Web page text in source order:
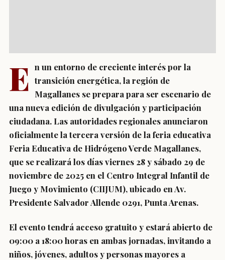
E n un entorno de creciente interés por la
transición energética, la región de
Magallanes se prepara para ser escenario de
una nueva edición de divulgación y participación
ciudadana. Las autoridades regionales anunciaron
oficialmente la tercera versión de la feria educativa
Feria Educativa de Hidrógeno Verde Magallanes,
que se realizará los días viernes 28 y sábado 29 de
noviembre de 2025 en el Centro Integral Infantil de
Juego y Movimiento (CIIJUM), ubicado en Av.
Presidente Salvador Allende 0291, Punta Arenas.
El evento tendrá acceso gratuito y estará abierto de
09:00 a 18:00 horas en ambas jornadas, invitando a
niños, jóvenes, adultos y personas mayores a